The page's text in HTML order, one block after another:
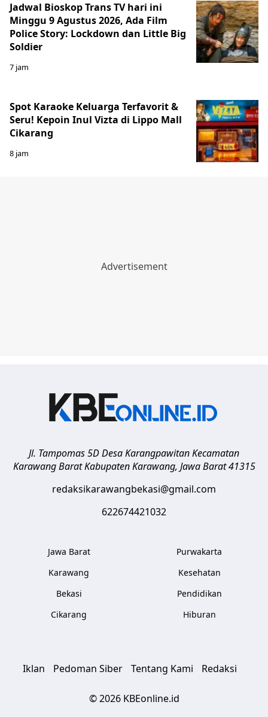
Jadwal Bioskop Trans TV hari ini
Minggu 9 Agustus 2026, Ada Film
Police Story: Lockdown dan Little Big
Soldier
7 jam
Spot Karaoke Keluarga Terfavorit &
Seru! Kepoin Inul Vizta di Lippo Mall
Cikarang
8 jam
Jl. Tampomas 5D Desa Karangpawitan Kecamatan
Karawang Barat Kabupaten Karawang, Jawa Barat 41315
redaksikarawangbekasi@gmail.com
622674421032
Jawa Barat
Karawang
Bekasi
Cikarang
Purwakarta
Kesehatan
Pendidikan
Hiburan
Iklan Pedoman Siber Tentang Kami Redaksi
© 2026 KBEonline.id